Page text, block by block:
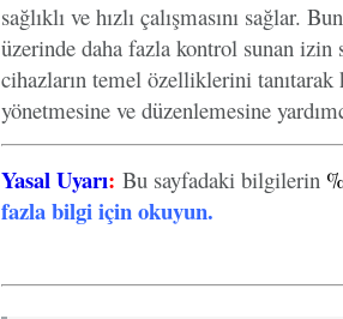
sağlıklı ve hızlı çalışmasını sağlar.
üzerinde daha fazla kontrol sunan
cihazların temel özelliklerini tanıtarak
yönetmesine ve düzenlemesine
Yasal Uyarı: Bu sayfadaki bilgilerin
fazla bilgi için okuyun.